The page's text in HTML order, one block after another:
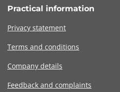
Practical information
Privacy statement
Terms and conditions
Company details
Feedback and complaints